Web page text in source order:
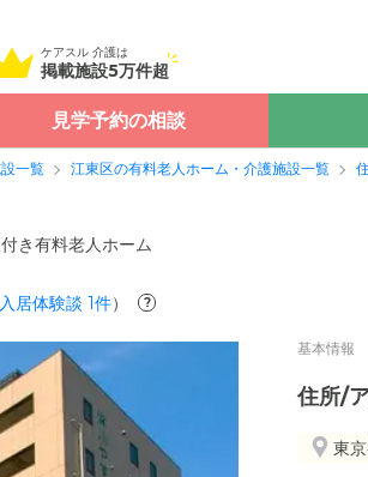
ケアスル 介護は
掲載施設5万件超
見学予約の相談
一覧 江東区の有料老人ホーム・介護施設一覧
き有料老人ホーム
居体験談 1件） ?
基本情報
住所/
東